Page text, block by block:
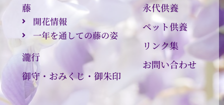
藤
開花情報
一年を通しての藤の姿
瀧行
御守・おみくじ・御朱印
永代供養
ペット供養
リンク集
お問い合わせ